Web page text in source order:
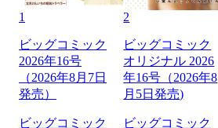
1
ビッグコミック
2026年16号
（2026年8月7日
発売）
ビッグコミック
2
ビッグコミック
オリジナル 2026
年16号（2026年8
月5日発売)
ビッグコミック